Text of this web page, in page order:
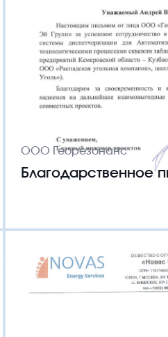
ООО Георезонанс
Благодарственное